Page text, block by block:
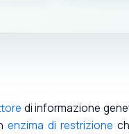
di informazione
enzima di restrizione